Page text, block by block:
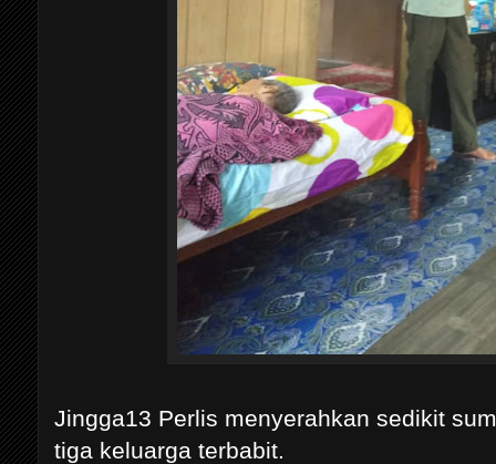
Jingga13 Perlis menyerahkan sedikit
tiga keluarga terbabit.